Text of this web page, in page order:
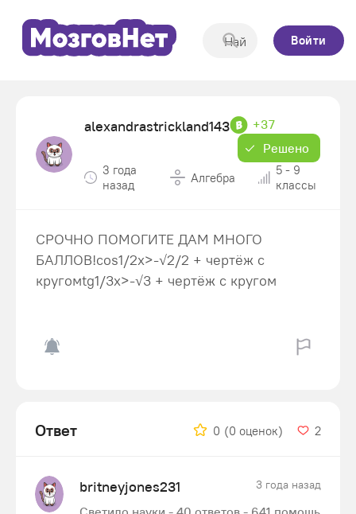
Войти
alexandrastrickland143
+37
Решено
3 года
назад
Алгебра
5 - 9
классы
СРОЧНО ПОМОГИТЕ ДАМ МНОГО
БАЛЛОВ!cos1/2x>-√2/2 + чертёж с
кругомtg1/3x>-√3 + чертёж с кругом
Ответ 0 (0 оценок) 2
britneyjones231 3 года назад